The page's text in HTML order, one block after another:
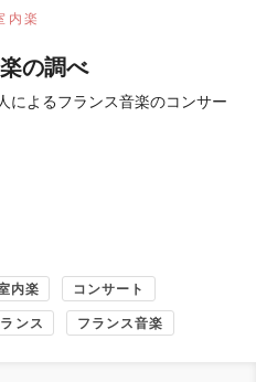
内楽
の調べ
によるフランス音楽のコンサー
内楽 コンサート
ンス フランス音楽